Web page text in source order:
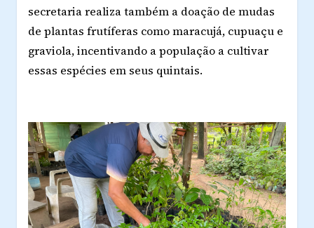
secretaria realiza também a doação de mudas
de plantas frutíferas como maracujá, cupuaçu e
graviola, incentivando a população a cultivar
essas espécies em seus quintais.